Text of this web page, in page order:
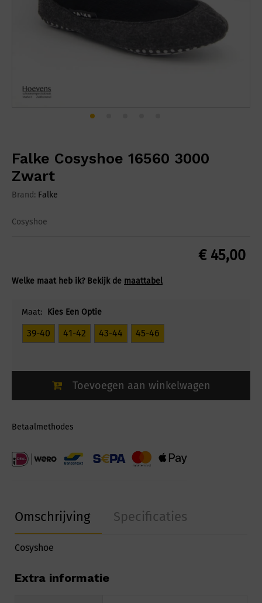
Falke Cosyshoe 16560 3000
Zwart
Brand: Falke
Cosyshoe
€45,00
Welke maat heb ik? Bekijk de maattabel
Maat: Kies Een Optie
39-40 41-42 43-44 45-46
Toevoegen aan winkelwagen
Betaalmethodes
Omschrijving Specificaties
Cosyshoe
Extra informatie